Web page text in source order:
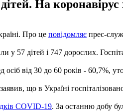
дітей. На
Про це повідомляє прес-
у 57 дітей і 747 дорослих.
осіб від 30 до 60 років - 60,7%,
що в Україні
COVID-19. За останню добу